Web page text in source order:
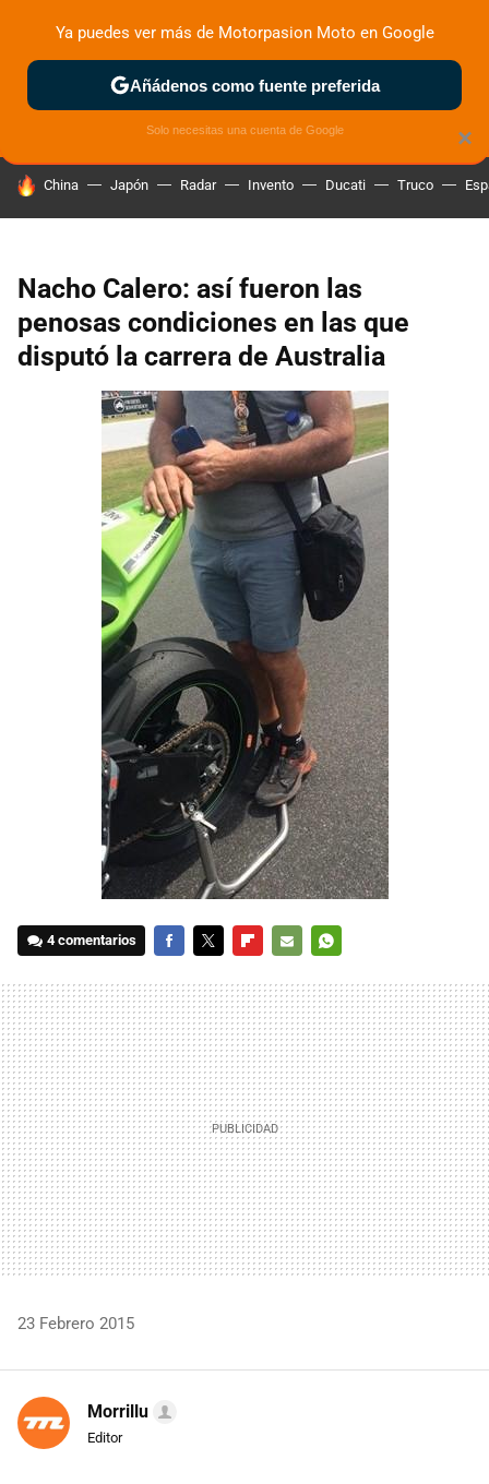
ZONA DE PRUEBAS DEPORTIVAS MOTOS ELÉCTRICAS
HOY SE HABLA DE
China Japón Radar Invento Ducati Truco
Nacho Calero: así fueron las
penosas condiciones en las que
disputó la carrera de Australia
4 comentarios
MAIL
23 Febrero 2015
Morrillu
Editor
×
Ya puedes ver más de Motorpasion Moto en Google
Añádenos como fuente preferida
Solo necesitas una cuenta de Google